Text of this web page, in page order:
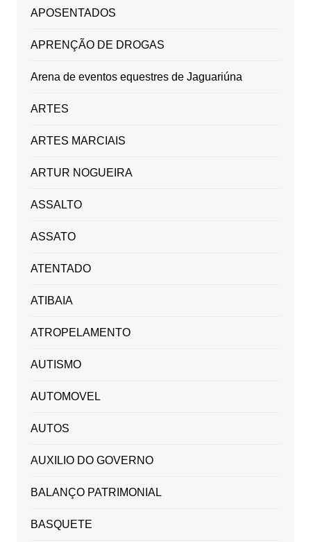
APOSENTADOS
APRENÇÃO DE DROGAS
Arena de eventos equestres de Jaguariúna
ARTES
ARTES MARCIAIS
ARTUR NOGUEIRA
ASSALTO
ASSATO
ATENTADO
ATIBAIA
ATROPELAMENTO
AUTISMO
AUTOMOVEL
AUTOS
AUXILIO DO GOVERNO
BALANÇO PATRIMONIAL
BASQUETE